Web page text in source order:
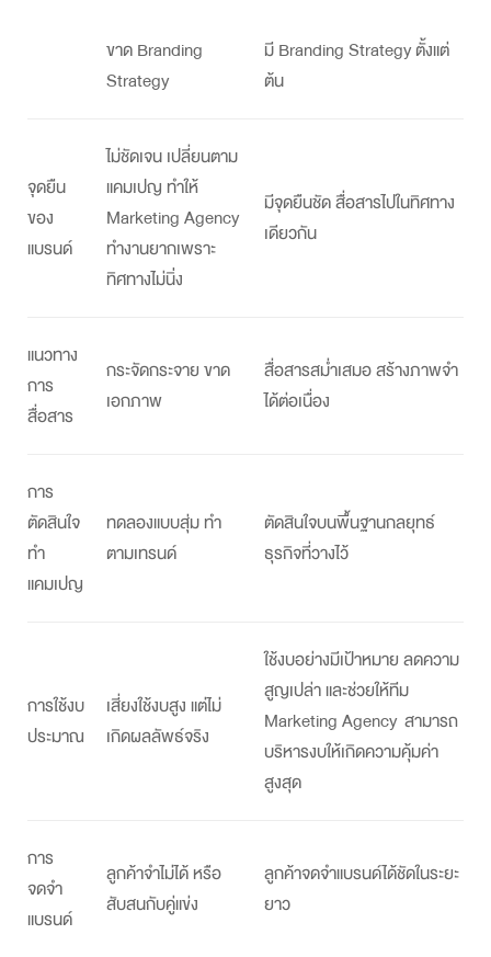
ขาด Branding
Strategy
มี Branding Strategy ตั้งแต่
ต้น
จุดยืน
ของ
แบรนด์
ไม่ชัดเจน เปลี่ยนตาม
แคมเปญ ทำให้
Marketing Agency
ทำงานยากเพราะ
ทิศทางไม่นิ่ง
มีจุดยืนชัด สื่อสารไปในทิศทาง
เดียวกัน
แนวทาง
การ
สื่อสาร
กระจัดกระจาย ขาด
เอกภาพ
สื่อสารสม่ำเสมอ สร้างภาพจำ
ได้ต่อเนื่อง
การ
ตัดสินใจ
ทำ
แคมเปญ
ทดลองแบบสุ่ม ทำ
ตามเทรนด์
ตัดสินใจบนพื้นฐานกลยุทธ์
ธุรกิจที่วางไว้
การใช้งบ
ประมาณ
เสี่ยงใช้งบสูง แต่ไม่
เกิดผลลัพธ์จริง
ใช้งบอย่างมีเป้าหมาย ลดความ
สูญเปล่า และช่วยให้ทีม
Marketing Agencyสามารถ
บริหารงบให้เกิดความคุ้มค่า
สูงสุด
การ
จดจำ
แบรนด์
ลูกค้าจำไม่ได้ หรือ
สับสนกับคู่แข่ง
ลูกค้าจดจำแบรนด์ได้ชัดในระยะ
ยาว